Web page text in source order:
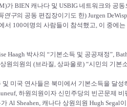
가 BIEN 캐나다 및 USBIG 네트워크와 공
연구의 공동 편집장이기도 한) Jurgen
서 100여명의 사람들이 참석했고, 이 중에
Haagh 박사의 “기본소득 및 공공재정”,
원의원의 (브라질, 상파울로) “시민의 기본
및 미국 연사들은 북미에서 기본소득을 달
하원의원이자 신민주당의 빈곤문제
Al Sheahen, 캐나다 상원의원 Hugh Segal